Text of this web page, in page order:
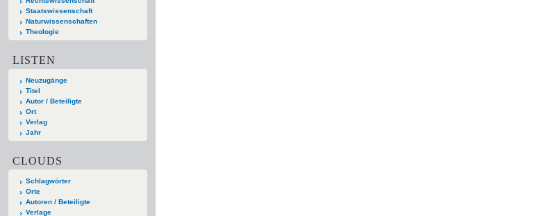
Staatswissenschaft
Naturwissenschaften
Theologie
LISTEN
Neuzugänge
Titel
Autor / Beteiligte
Ort
Verlag
Jahr
CLOUDS
Schlagwörter
Orte
Autoren / Beteiligte
Verlage